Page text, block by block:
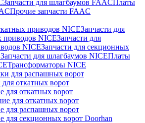
Запчасти для шлагбаумов FAACПлаты
Прочие запчасти FAAC
приводов NICEЗапчасти для
NICEЗапчасти для
NICEЗапчасти для секционных
Запчасти для шлагбаумов NICEПлаты
Трансформаторы NICE
для распашных ворот
откатных ворот
для откатных ворот
для откатных ворот
для распашных ворот
для секционных ворот Doorhan